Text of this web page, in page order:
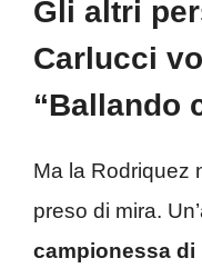
Gli altri
Carlucci
“Ballando
Ma la Rodriquez
preso di mira.
campionessa di